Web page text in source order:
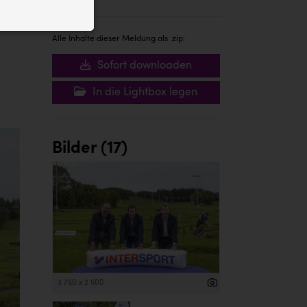
Alle Inhalte dieser Meldung als .zip:
Sofort downloaden
In die Lightbox legen
Bilder (17)
3 750 x 2 500
Website